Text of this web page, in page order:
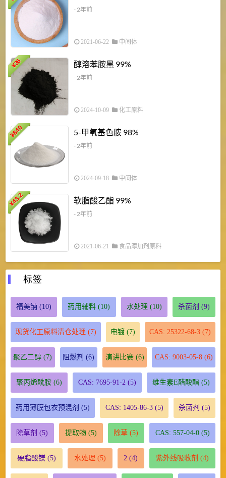
- 2年前
2021-06-22 中间体
¥
36 醇溶苯胺黑 99%
- 2年前
2024-10-09 化工原料
¥
840 5-甲氧基色胺 98%
- 2年前
2024-09-18 中间体
¥
43.2 软脂酸乙酯 99%
- 2年前
2021-06-21 食品添加剂原料
标签
福美钠 (10) 药用辅料 (10) 水处理 (10) 杀菌剂 (9)
现货化工原料清仓处理 (7) 电镀 (7) CAS: 25322-68-3 (7)
聚乙二醇 (7) 阻燃剂 (6) 演讲比赛(6) CAS: 9003-05-8(6)
聚丙烯酰胺(6) CAS: 7695-91-2 (5) 维生素E醋酸酯 (5)
药用薄膜包衣预混剂 (5) CAS: 1405-86-3(5) 杀菌剂 (5)
除草剂 (5) 提取物(5) 除草 (5) CAS: 557-04-0(5)
硬脂酸镁(5) 水处理 (5) 2 (4) 紫外线吸收剂 (4)